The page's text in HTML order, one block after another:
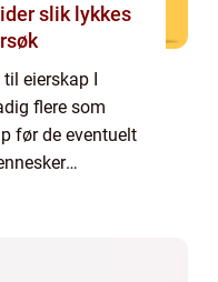
eierskap I
flere som
før de eventuelt